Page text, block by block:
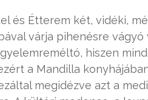
és Étterem két, vidéki,
várja pihenésre vágyó
hiszen
a Mandilla
megidézve azt a